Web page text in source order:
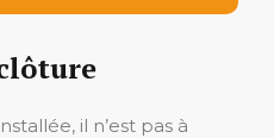
il n’est pas à